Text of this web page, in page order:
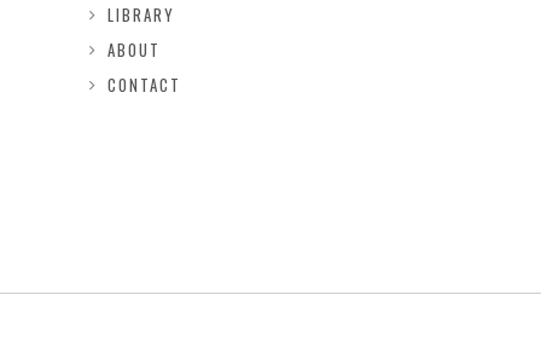
LIBRARY
ABOUT
CONTACT